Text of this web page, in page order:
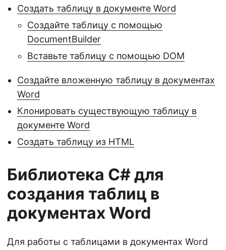
Создать таблицу в документе Word
Создайте таблицу с помощью
DocumentBuilder
Вставьте таблицу с помощью DOM
Создайте вложенную таблицу в документах
Word
Клонировать существующую таблицу в
документе Word
Создать таблицу из HTML
Библиотека C# для
создания таблиц в
документах Word
Для работы с таблицами в документах Word